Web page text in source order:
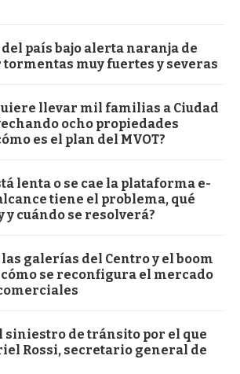
país bajo alerta naranja de
muy fuertes y severas
llevar mil familias a Ciudad
ocho propiedades
es el plan del MVOT?
lenta o se cae la plataforma e-
tiene el problema, qué
y cuándo se resolverá?
las galerías del Centro y el boom
cómo se reconfigura el mercado
siniestro de tránsito por el que
Rossi, secretario general de